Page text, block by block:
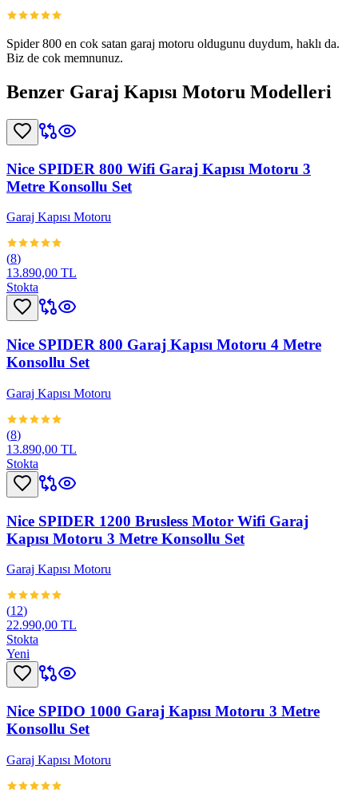
Spider 800 en cok satan garaj motoru oldugunu duydum, haklı da.
Biz de cok memnunuz.
Benzer Garaj Kapısı Motoru Modelleri
Nice SPIDER 800 Wifi Garaj Kapısı Motoru 3
Metre Konsollu Set
Garaj Kapısı Motoru
(8)
13.890,00 TL
Stokta
Nice SPIDER 800 Garaj Kapısı Motoru 4 Metre
Konsollu Set
Garaj Kapısı Motoru
(8)
13.890,00 TL
Stokta
Nice SPIDER 1200 Brusless Motor Wifi Garaj
Kapısı Motoru 3 Metre Konsollu Set
Garaj Kapısı Motoru
(12)
22.990,00 TL
Stokta
Yeni
Nice SPIDO 1000 Garaj Kapısı Motoru 3 Metre
Konsollu Set
Garaj Kapısı Motoru